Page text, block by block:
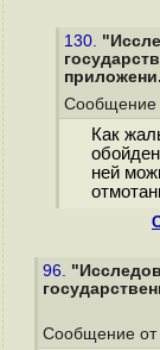
130.
Сообщение
Как
ней
96.
Сообщение от